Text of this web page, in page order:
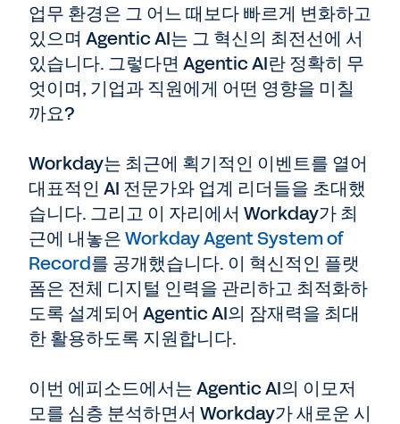
업무 환경은 그 어느 때보다 빠르게 변화하고
있으며 Agentic AI는 그 혁신의 최전선에 서
있습니다. 그렇다면 Agentic AI란 정확히 무
엇이며, 기업과 직원에게 어떤 영향을 미칠
까요?
Workday는 최근에 획기적인 이벤트를 열어
대표적인 AI 전문가와 업계 리더들을 초대했
습니다. 그리고 이 자리에서 Workday가 최
근에 내놓은Workday Agent System of
Record를 공개했습니다. 이 혁신적인 플랫
폼은 전체 디지털 인력을 관리하고 최적화하
도록 설계되어 Agentic AI의 잠재력을 최대
한 활용하도록 지원합니다.
이번 에피소드에서는 Agentic AI의 이모저
모를 심층 분석하면서 Workday가 새로운 시